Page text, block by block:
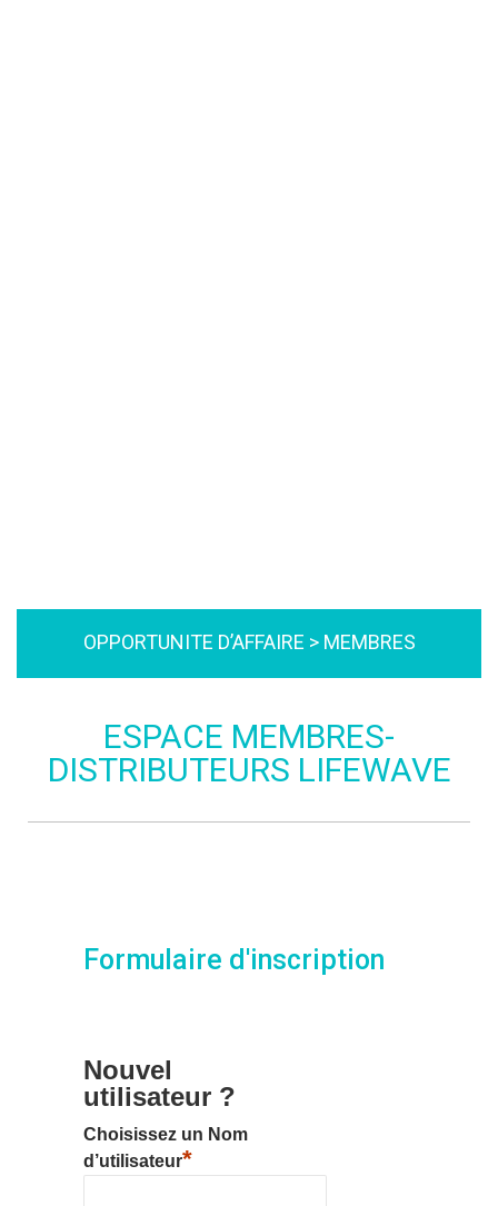
OPPORTUNITE D’AFFAIRE > MEMBRES
ESPACE MEMBRES-
DISTRIBUTEURS LIFEWAVE
Formulaire d'inscription
Nouvel
utilisateur ?
Choisissez un Nom
d’utilisateur*